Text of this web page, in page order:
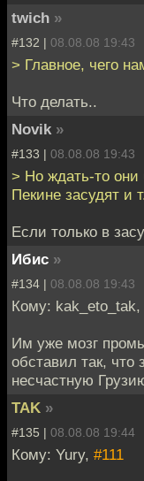
twich »
#132 | 08.08.08 19:43
> Главное, чего
Что делать..
Novik »
#133 | 08.08.08 19:43
> Но ждать-то они
Пекине засудят и
Если только в
Ибис »
#134 | 08.08.08 19:43
Кому: kak_eto_tak,
Им уже мозг
обставил так,
несчастную
TAK »
#135 | 08.08.08 19:44
Кому: Yury, #111